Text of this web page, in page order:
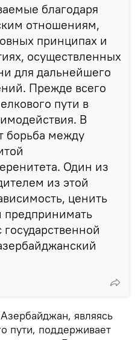
благодаря
отношениям,
принципах и
осуществленных
для дальнейшего
Прежде всего
пути в
В
борьба между
Один из
из этой
ценить
являясь
пути, поддерживает